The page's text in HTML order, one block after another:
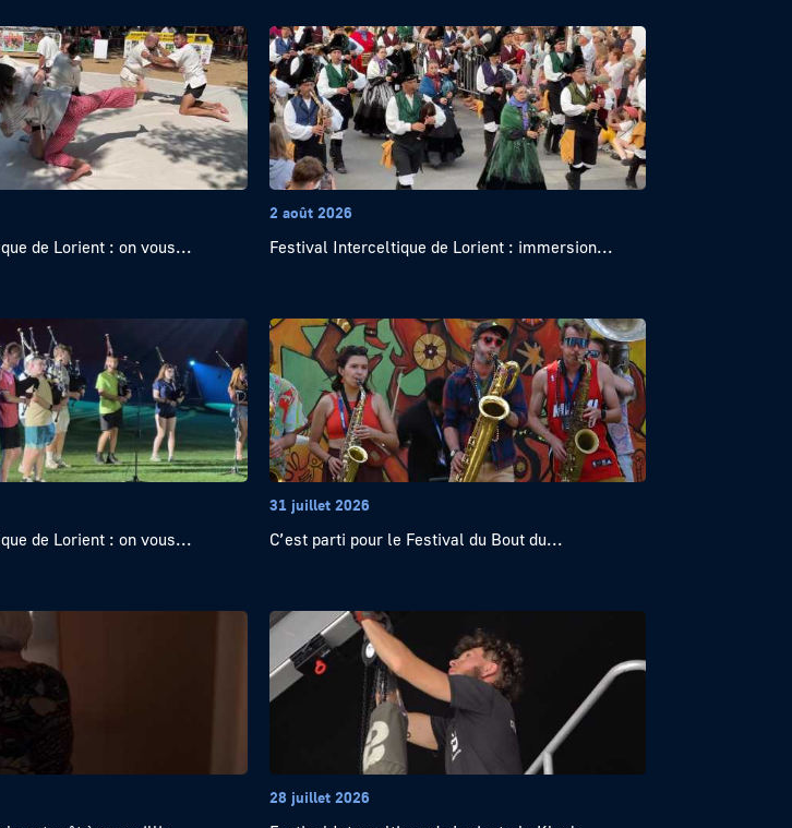
de Lorient : on vous...
2 août 2026
Festival Interceltique de Lorient : immersion...
de Lorient : on vous...
31 juillet 2026
C’est parti pour le Festival du Bout du...
28 juillet 2026